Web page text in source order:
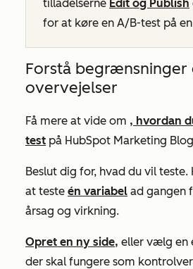
tilladelserne Edit og Publish
for at køre en A/B-test på
Forstå begrænsninger
overvejelser
Få mere at vide om , hvordan
test på HubSpot Marketing
Beslut dig for, hvad du vil
at teste én variabel ad gangen
årsag og virkning.
Opret en ny side, eller vælg en
der skal fungere som